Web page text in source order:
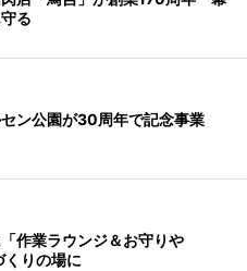
る
ン公園が30周年で記念事業
作業ラウンジ＆お守りや
りの場に